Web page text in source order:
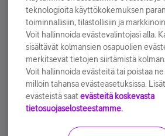
sähköpostiisi.
Tilaa nyt
teknologioita käyttökokemuksen
toiminnallisiin, tilastollisiin ja
Voit hallinnoida evästevalintojasi alla.
sisältävät kolmansien osapuolien
merkitsevät tietojen siirtämistä
Voit hallinnoida evästeitä tai poistaa
milloin tahansa evästeasetuksissa.
evästeistä saat evästeitä koskevasta
tietosuojaselosteestamme.